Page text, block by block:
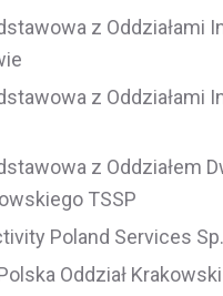
z Oddziałami
z Oddziałami
z Oddziałem
TSSP
Poland Services Sp.
Oddział Krakowski